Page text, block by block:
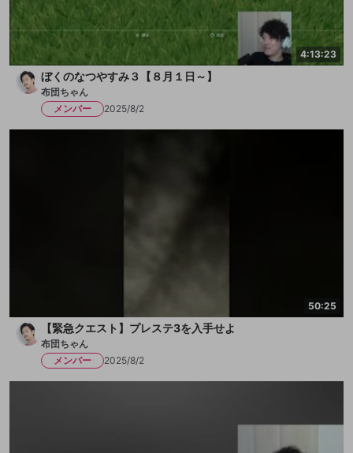
4:13:23
ぼくのなつやすみ３【８月１日～】
布団ちゃん
メンバー
2025/8/2
50:25
【緊急クエスト】プレステ3を入手せよ
布団ちゃん
メンバー
2025/8/2